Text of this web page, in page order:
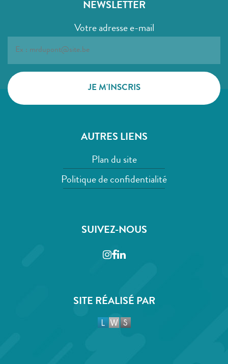
NEWSLETTER
Votre adresse e-mail
AUTRES LIENS
Plan du site
Politique de confidentialité
SUIVEZ-NOUS
Instagram
Facebook
LinkedIn
SITE RÉALISÉ PAR